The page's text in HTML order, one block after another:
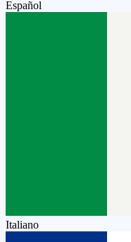
Español
Italiano